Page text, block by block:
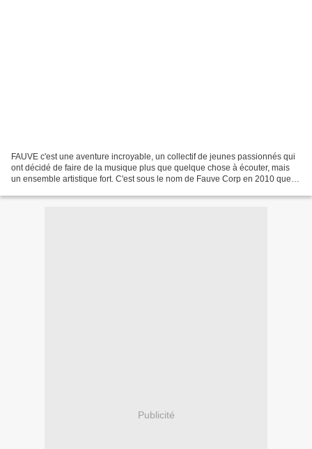
FAUVE c'est une aventure incroyable, un collectif de jeunes passionnés qui
ont décidé de faire de la musique plus que quelque chose à écouter, mais
un ensemble artistique fort. C'est sous le nom de Fauve Corp en 2010 que la
Publicité